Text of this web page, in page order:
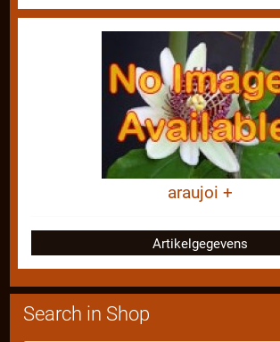
araujoi +
Artikelgegevens
Search in Shop